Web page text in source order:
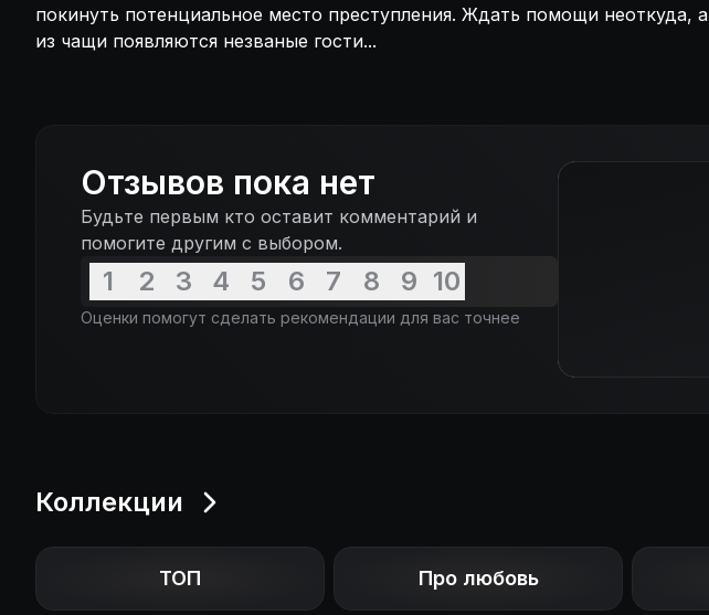
покинуть потенциальное место преступления. Ждать помощи неоткуда, а
из чащи появляются незваные гости...
Отзывов пока нет
Будьте первым кто оставит комментарий и
помогите другим с выбором.
1 2 3 4 5 6 7 8 9 10
Оценки помогут сделать рекомендации для вас точнее
Коллекции
ТОП Про любовь